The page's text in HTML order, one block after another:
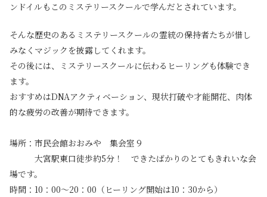
ンドイルもこのミステリースクールで学んだとされています。
そんな歴史のあるミステリースクールの霊統の保持者たちが惜し
みなくマジックを披露してくれます。
その後には、ミステリースクールに伝わるヒーリングも体験でき
ます。
おすすめはDNAアクティベーション、現状打破や才能開花、肉体
的な疲労の改善が期待できます。
場所：市民会館おおみや 集会室９
大宮駅東口徒歩約5分！ できたばかりのとてもきれいな会
場です。
時間：10：00～20：00（ヒーリング開始は10：30から）